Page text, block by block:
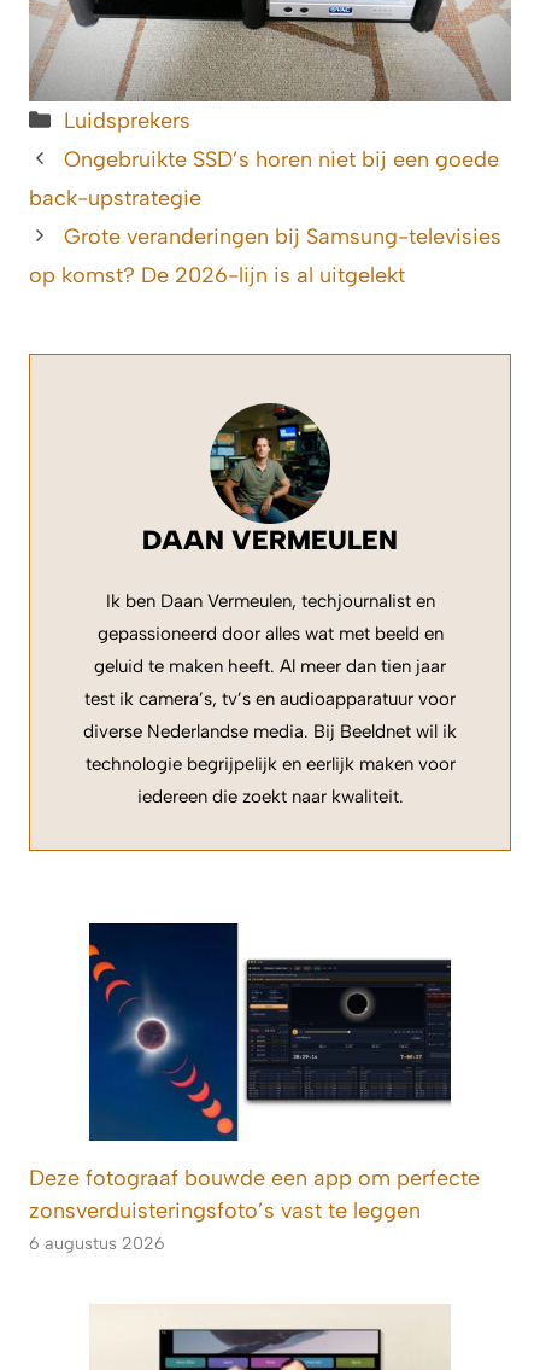
Categorieën
Luidsprekers
Ongebruikte SSD’s horen niet bij een goede
back-upstrategie
Grote veranderingen bij Samsung-televisies
op komst? De 2026-lijn is al uitgelekt
DAAN VERMEULEN
Ik ben Daan Vermeulen, techjournalist en
gepassioneerd door alles wat met beeld en
geluid te maken heeft. Al meer dan tien jaar
test ik camera’s, tv’s en audioapparatuur voor
diverse Nederlandse media. Bij Beeldnet wil ik
technologie begrijpelijk en eerlijk maken voor
iedereen die zoekt naar kwaliteit.
Deze fotograaf bouwde een app om perfecte
zonsverduisteringsfoto’s vast te leggen
6 augustus 2026